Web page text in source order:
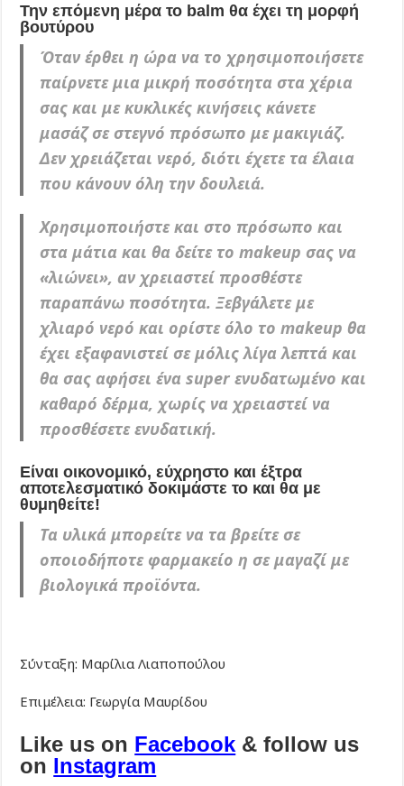
Την επόμενη μέρα το balm θα έχει τη μορφή
βουτύρου
Όταν έρθει η ώρα να το χρησιμοποιήσετε
παίρνετε μια μικρή ποσότητα στα χέρια
σας και με κυκλικές κινήσεις κάνετε
μασάζ σε στεγνό πρόσωπο με μακιγιάζ.
Δεν χρειάζεται νερό, διότι έχετε τα έλαια
που κάνουν όλη την δουλειά.
Χρησιμοποιήστε και στο πρόσωπο και
στα μάτια και θα δείτε το makeup σας να
«λιώνει», αν χρειαστεί προσθέστε
παραπάνω ποσότητα. Ξεβγάλετε με
χλιαρό νερό και ορίστε όλο το makeup θα
έχει εξαφανιστεί σε μόλις λίγα λεπτά και
θα σας αφήσει ένα super ενυδατωμένο και
καθαρό δέρμα, χωρίς να χρειαστεί να
προσθέσετε ενυδατική.
Είναι οικονομικό, εύχρηστο και έξτρα
αποτελεσματικό δοκιμάστε το και θα με
θυμηθείτε!
Τα υλικά μπορείτε να τα βρείτε σε
οποιοδήποτε φαρμακείο η σε μαγαζί με
βιολογικά προϊόντα.
Σύνταξη: Μαρίλια Λιαποπούλου
Επιμέλεια: Γεωργία Μαυρίδου
Like us on Facebook & follow us
on Instagram